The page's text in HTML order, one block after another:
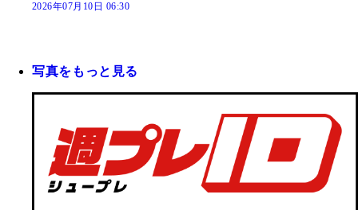
2026年07月10日 06:30
写真をもっと見る